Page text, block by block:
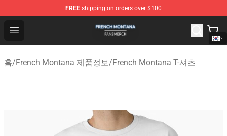
FREE shipping on orders over $100
Open menu
French Montana Shop - Official French Montana
홈/French Montana 제품정보/French Montana T-셔츠